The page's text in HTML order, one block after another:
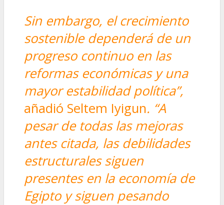
Sin embargo, el crecimiento
sostenible dependerá de un
progreso continuo en las
reformas económicas y una
mayor estabilidad política”,
añadió Seltem Iyigun. “A
pesar de todas las mejoras
antes citada, las debilidades
estructurales siguen
presentes en la economía de
Egipto y siguen pesando